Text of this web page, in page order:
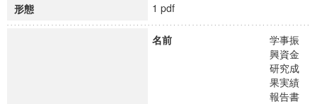
形態 1 pdf
名前
学事振
興資金
研究成
果実績
報告書